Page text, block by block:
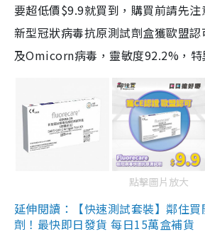
要超低價$9.9就買到，購買前請先
新型冠狀病毒抗原測試劑盒獲歐盟
及Omicorn病毒，靈敏度92.2%，特
點擊圖片放大
延伸閱讀：【快速測試套裝】鄰住
劑！最快即日發貨 每日15萬盒補貨